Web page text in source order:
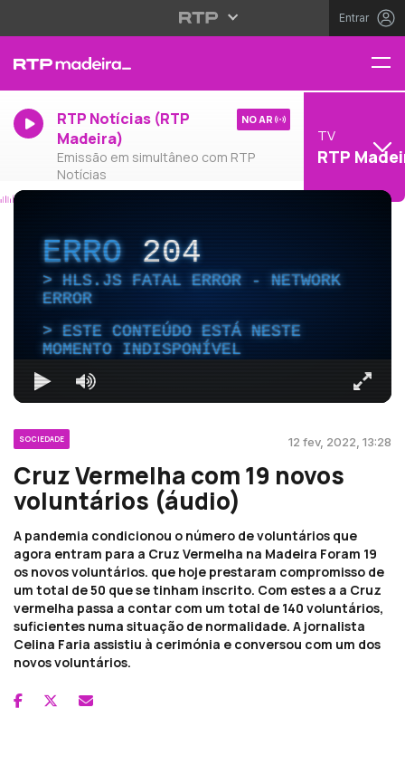
Entrar
RTP Notícias (RTP
Madeira)
Emissão em simultâneo com RTP
Notícias
NO AR
TV
RTP
ERRO204
HLS.JS FATAL ERROR - NETWORK
ERROR
ESTE CONTEÚDO ESTÁ NESTE
MOMENTO INDISPONÍVEL
SOCIEDADE 12 fev, 2022, 13:28
Cruz Vermelha com 19 novos
voluntários (áudio)
A pandemia condicionou o número de voluntários que
agora entram para a Cruz Vermelha na Madeira Foram 19
os novos voluntários. que hoje prestaram compromisso de
um total de 50 que se tinham inscrito. Com estes a a Cruz
vermelha passa a contar com um total de 140 voluntários,
suficientes numa situação de normalidade. A jornalista
Celina Faria assistiu à cerimónia e conversou com um dos
novos voluntários.